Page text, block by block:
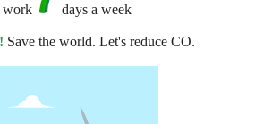
work days a week
Save the world. Let's reduce CO.